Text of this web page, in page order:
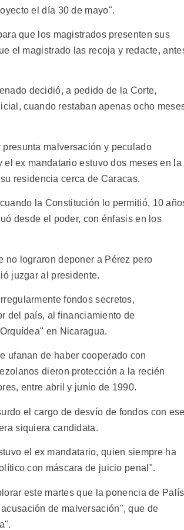
el día 30 de mayo".
que los magistrados presenten sus
el magistrado las recoja y redacte,
decidió, a pedido de la Corte,
cuando restaban apenas ocho
malversación y peculado
ex mandatario estuvo dos meses en la
residencia cerca de Caracas.
la Constitución lo permitió, 10
desde el poder, con énfasis en los
no lograron deponer a Pérez pero
juzgar al presidente.
fondos secretos,
del país, al financiamiento de
en Nicaragua.
ufanan de haber cooperado con
dieron protección a la recién
entre abril y junio de 1990.
el cargo de desvío de fondos con
siquiera candidata.
el ex mandatario, quien siempre ha
con máscara de juicio penal".
este martes que la ponencia de Palís
de malversación", que de